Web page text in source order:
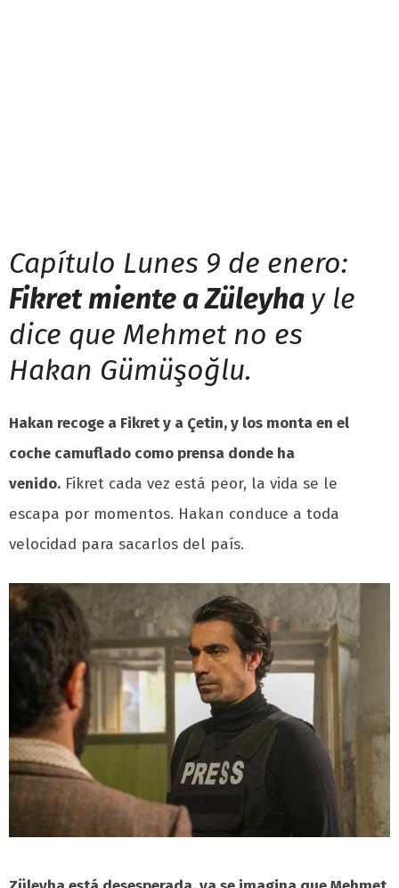
Capítulo Lunes 9 de enero:
Fikret miente a Züleyha y le
dice que Mehmet no es
Hakan Gümüşoğlu.
Hakan recoge a Fikret y a Çetin, y los monta en el
coche camuflado como prensa donde ha
venido. Fikret cada vez está peor, la vida se le
escapa por momentos. Hakan conduce a toda
velocidad para sacarlos del país.